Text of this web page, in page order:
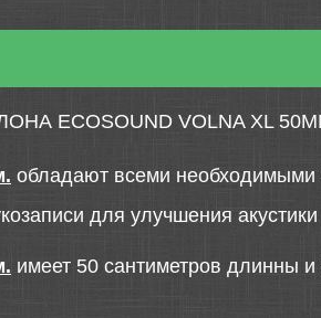
ECOSOUND VOLNA XL
обладают всеми необходимыми
для улучшения
имеет 50 сантиметров длинны